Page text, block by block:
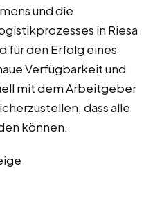
und die
in Riesa
für den Erfolg eines
Verfügbarkeit und
mit dem Arbeitgeber
dass alle
können.